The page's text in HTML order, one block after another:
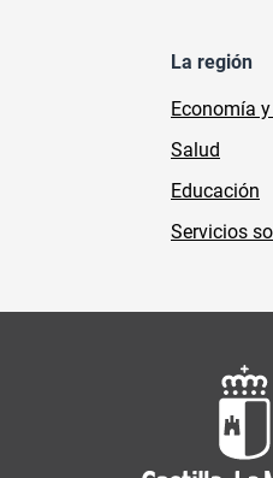
La región
Economía
Salud
Educación
Servicios